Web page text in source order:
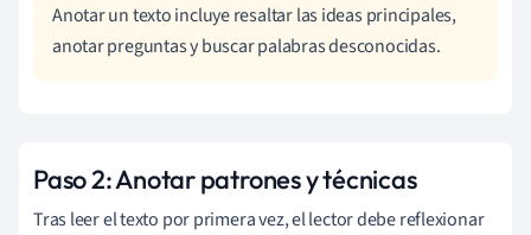
Anotar un texto incluye resaltar las ideas principales,
anotar preguntas y buscar palabras desconocidas.
Paso 2: Anotar patrones y técnicas
Tras leer el texto por primera vez, el lector debe reflexionar